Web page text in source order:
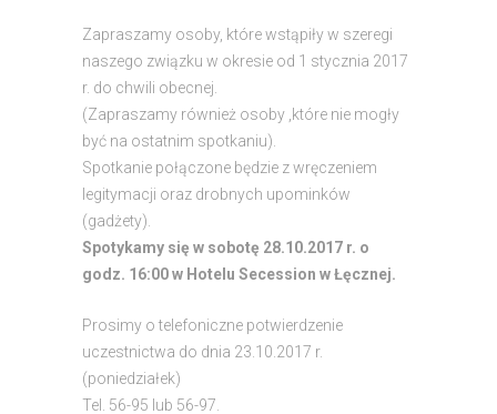
Zapraszamy osoby, które wstąpiły w szeregi
naszego związku w okresie od 1 stycznia 2017
r. do chwili obecnej.
(Zapraszamy również osoby ,które nie mogły
być na ostatnim spotkaniu).
Spotkanie połączone będzie z wręczeniem
legitymacji oraz drobnych upominków
(gadżety).
Spotykamy się w sobotę 28.10.2017 r. o
godz. 16:00 w Hotelu Secession w Łęcznej.
Prosimy o telefoniczne potwierdzenie
uczestnictwa do dnia 23.10.2017 r.
(poniedziałek)
Tel. 56-95 lub 56-97.